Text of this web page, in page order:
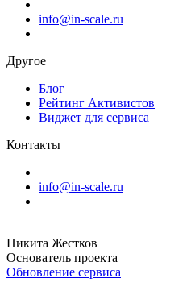
info@in-scale.ru
Другое
Блог
Рейтинг Активистов
Виджет для сервиса
Контакты
info@in-scale.ru
Никита Жестков
Основатель проекта
Обновление сервиса